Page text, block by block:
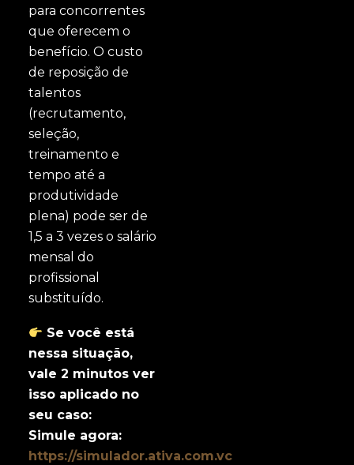
para concorrentes
que oferecem o
benefício. O custo
de reposição de
talentos
(recrutamento,
seleção,
treinamento e
tempo até a
produtividade
plena) pode ser de
1,5 a 3 vezes o salário
mensal do
profissional
substituído.
Se você está
nessa situação,
vale 2 minutos ver
isso aplicado no
seu caso:
Simule agora:
https://simulador.ativa.com.vc